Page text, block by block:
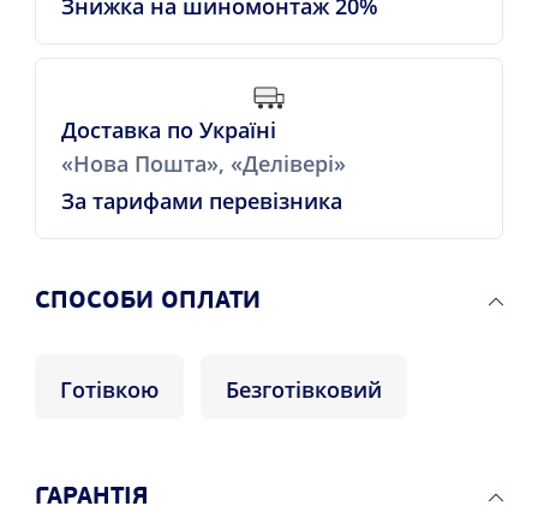
Знижка на шиномонтаж 20%
Доставка по Україні
«Нова Пошта», «Делівері»
За тарифами перевізника
СПОСОБИ ОПЛАТИ
Готівкою Безготівковий
ГАРАНТІЯ